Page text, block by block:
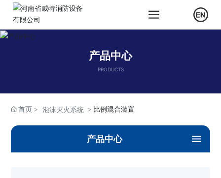
产品中心
PRODUCTS
首页 泡沫灭火系统 比例混合装置
产品中心